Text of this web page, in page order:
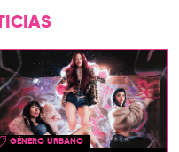
GÉNERO URBANO